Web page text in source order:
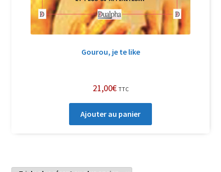
Gourou, je te like
21,00€ TTC
Ajouter au panier